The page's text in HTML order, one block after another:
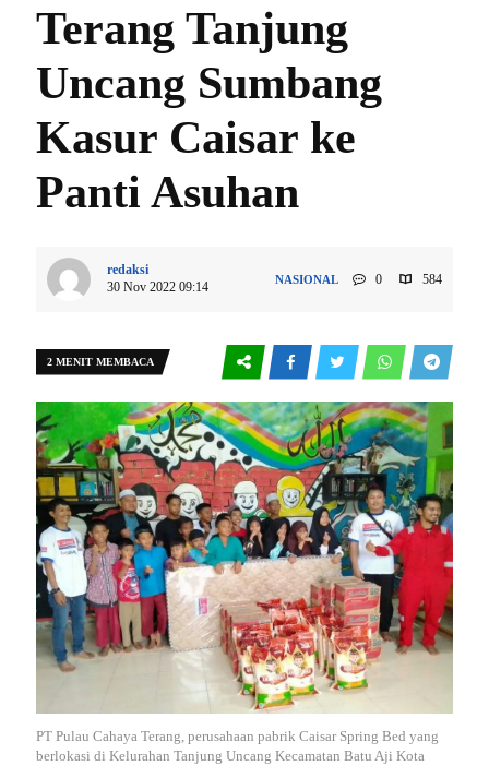
Terang Tanjung
Uncang Sumbang
Kasur Caisar ke
Panti Asuhan
redaksi
30 Nov 2022 09:14
NASIONAL 0 584
2 MENIT MEMBACA
PT Pulau Cahaya Terang, perusahaan pabrik Caisar Spring Bed yang
berlokasi di Kelurahan Tanjung Uncang Kecamatan Batu Aji Kota